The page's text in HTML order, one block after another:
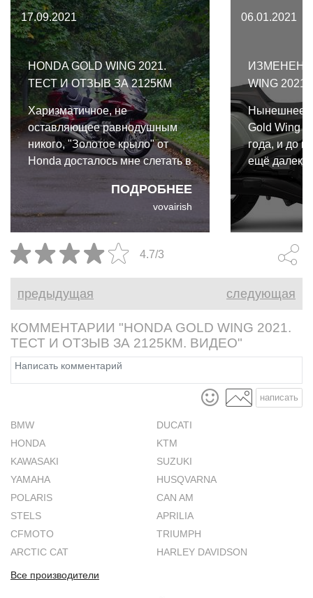
17.09.2021
HONDA GOLD WING 2021.
ТЕСТ И ОТЗЫВ ЗА 2125КМ
ПОДРОБНЕЕ
Харизматичное, не
оставляющее равнодушным
никого, "Золотое крыло" от
Honda досталось мне слетать в
Кронштадт, Питер и покататься
по Москве и Подмосковью.
Потестить в интенсивномvovairish
06.01.2021
WING 2021
Нынешнее
Gold Wing
года, и до
ещё
ряд
обе версии
2021 год.
4.7/3
предыдущая следующая
КОММЕНТАРИИ "HONDA GOLD WING 2021.
ТЕСТ И ОТЗЫВ ЗА 2125КМ. ВИДЕО"
написать
BMW
DUCATI
HONDA
KTM
KAWASAKI
SUZUKI
YAMAHA
HUSQVARNA
POLARIS
CAN AM
STELS
APRILIA
CFMOTO
TRIUMPH
ARCTIC CAT
HARLEY DAVIDSON
Все производители